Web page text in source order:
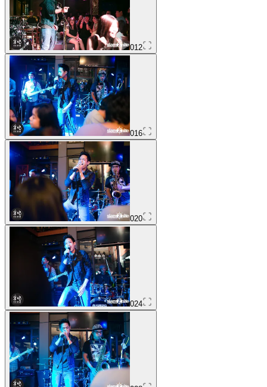
012
016
020
024